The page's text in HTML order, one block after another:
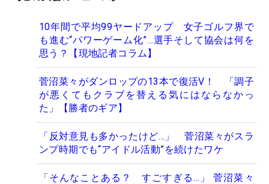
10年間で平均99ヤードアップ 女子ゴルフ界で
も進む“パワーゲーム化”…選手そして協会は何を
思う？【現地記者コラム】
菅沼菜々がダンロップの13本で復活V！ 「調子
が悪くてもクラブを替える気にはならなかっ
た」【勝者のギア】
「反対意見も多かったけど…」 菅沼菜々がスラ
ンプ時期でも“アイドル活動”を続けたワケ
「そんなことある？ すごすぎる…」 菅沼菜々